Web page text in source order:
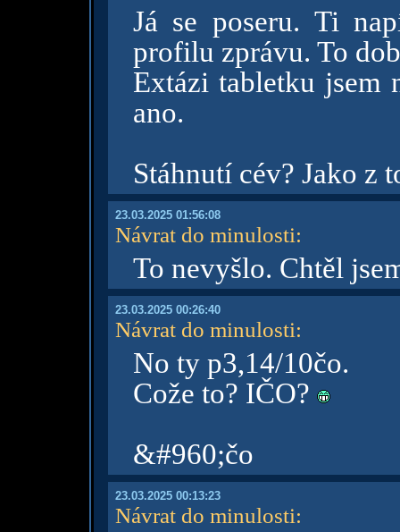
Já se poseru. Ti
profilu zprávu. To
Extázi tabletku jsem
ano.
Stáhnutí cév? Jako z
23.03.2025 01:56:08
Návrat do minulosti:
To nevyšlo. Chtěl
23.03.2025 00:26:40
Návrat do minulosti:
No ty p3,14/10čo.
Cože to? IČO?
&#960;čo
23.03.2025 00:13:23
Návrat do minulosti: